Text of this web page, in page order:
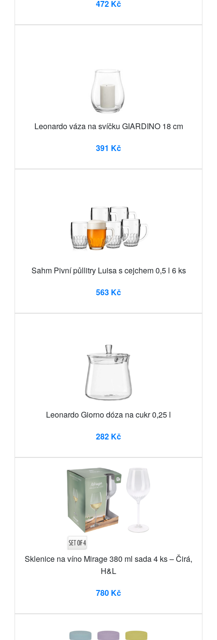
472 Kč
Leonardo váza na svíčku GIARDINO 18 cm
391 Kč
Sahm Pivní půllitry Luisa s cejchem 0,5 l 6 ks
563 Kč
Leonardo Giorno dóza na cukr 0,25 l
282 Kč
Sklenice na víno Mirage 380 ml sada 4 ks – Čirá,
H&L
780 Kč